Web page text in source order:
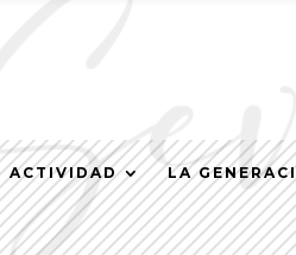
ACTIVIDAD LA